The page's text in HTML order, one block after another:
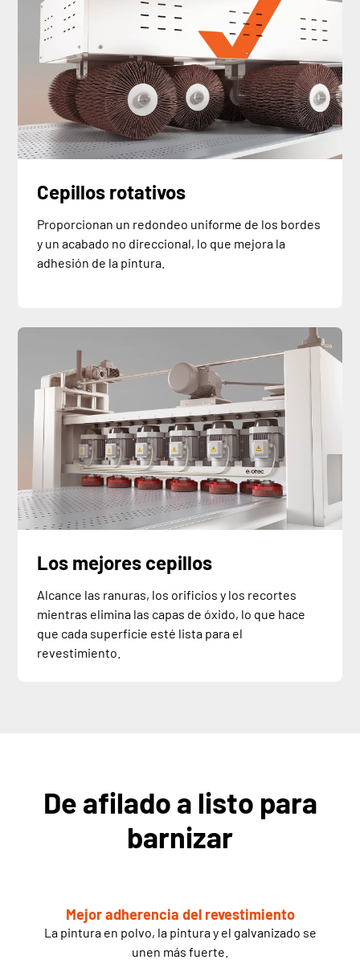
Cepillos rotativos
Proporcionan un redondeo uniforme de los bordes
y un acabado no direccional, lo que mejora la
adhesión de la pintura.
Los mejores cepillos
Alcance las ranuras, los orificios y los recortes
mientras elimina las capas de óxido, lo que hace
que cada superficie esté lista para el
revestimiento.
De afilado a listo para
barnizar
Mejor adherencia del revestimiento
La pintura en polvo, la pintura y el galvanizado se
unen más fuerte.